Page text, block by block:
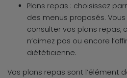
Plans repas : choisissez
des menus proposés.
consulter vos plans repas,
n’aimez pas ou encore
diététicienne.
Vos plans repas sont l’élément